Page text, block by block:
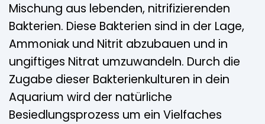
Mischung aus lebenden, nitrifizierenden
Bakterien. Diese Bakterien sind in der Lage,
Ammoniak und Nitrit abzubauen und in
ungiftiges Nitrat umzuwandeln. Durch die
Zugabe dieser Bakterienkulturen in dein
Aquarium wird der natürliche
Besiedlungsprozess um ein Vielfaches